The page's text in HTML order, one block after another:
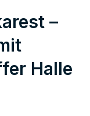
–
Halle